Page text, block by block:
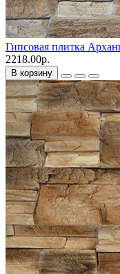
Гипсовая плитка
2218.00р.
В корзину